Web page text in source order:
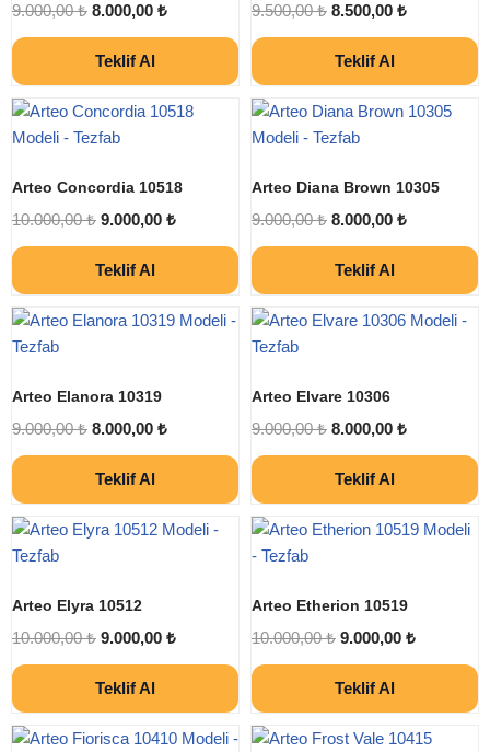
9.000,00₺ 8.000,00 ₺
Teklif Al
9.500,00₺ 8.500,00 ₺
Teklif Al
Arteo Concordia 10518
10.000,00₺ 9.000,00 ₺
Teklif Al
Arteo Diana Brown 10305
9.000,00₺ 8.000,00 ₺
Teklif Al
Arteo Elanora 10319
9.000,00₺ 8.000,00 ₺
Teklif Al
Arteo Elvare 10306
9.000,00₺ 8.000,00 ₺
Teklif Al
Arteo Elyra 10512
10.000,00₺ 9.000,00 ₺
Teklif Al
Arteo Etherion 10519
10.000,00₺ 9.000,00 ₺
Teklif Al